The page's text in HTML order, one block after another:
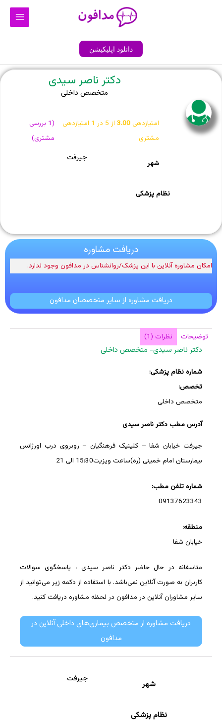
Main
دانلود اپلیکیشن
دکتر ناصر سیدی
متخصص داخلی
امتیازدهی3.00 از 5 در 1 امتیازدهی
مشتری
(
1 بررسی
مشتری)
شهر
جیرفت
نظام پزشکی
دریافت مشاوره
امکان مشاوره آنلاین با این پزشک/روانشناس در مدافون وجود ندارد.
دریافت مشاوره از سایر متخصصان مدافون
توضیحات نظرات (1)
دکتر ناصر سیدی- متخصص داخلی
شماره نظام پزشکی:
تخصص:
متخصص داخلی
آدرس مطب دکتر ناصر سیدی
جیرفت خیابان شفا – کلینیک فرهنگیان – روبروی درب اورژانس
بیمارستان امام خمینی (ره)ساعت ویزیت15:30 الی 21
شماره تلفن مطب:
09137623343
منطقه:
خیابان شفا
متاسفانه در حال حاضر دکتر ناصر سیدی ، پاسخگوی سوالات
کاربران به صورت آنلاین نمی‌باشد. با استفاده از دکمه زیر می‌توانید از
سایر مشاوران آنلاین در مدافون در لحظه مشاوره دریافت کنید.
دریافت مشاوره از متخصص بیماری‌های داخلی آنلاین در
مدافون
شهر
جیرفت
نظام پزشکی